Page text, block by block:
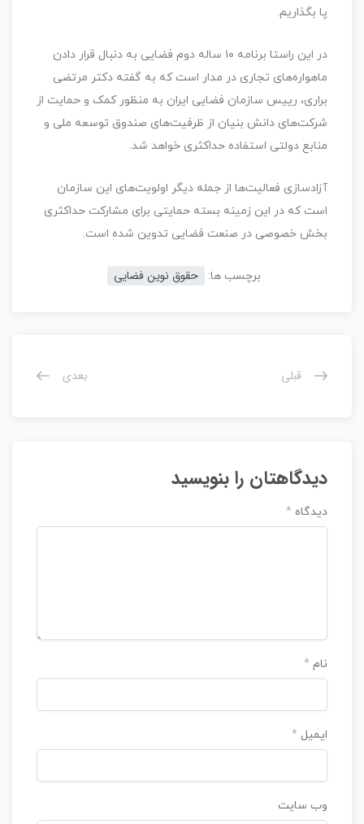
پا بگذاریم.
در این راستا برنامه ۱۰ ساله دوم فضایی به دنبال قرار دادن
ماهواره‌های تجاری در مدار است که به گفته دکتر مرتضی
براری، رییس سازمان فضایی ایران به منظور کمک و حمایت از
شرکت‌های دانش بنیان از ظرفیت‌های صندوق توسعه ملی و
منابع دولتی استفاده حداکثری خواهد شد.
آزادسازی فعالیت‌ها از جمله دیگر اولویت‌های این سازمان
است که در این زمینه بسته حمایتی برای مشارکت حداکثری
بخش خصوصی در صنعت فضایی تدوین شده است.
برچسب ها: حقوق نوین فضایی
قبلی بعدی
دیدگاهتان را بنویسید
دیدگاه *
نام *
ایمیل *
وب‌ سایت